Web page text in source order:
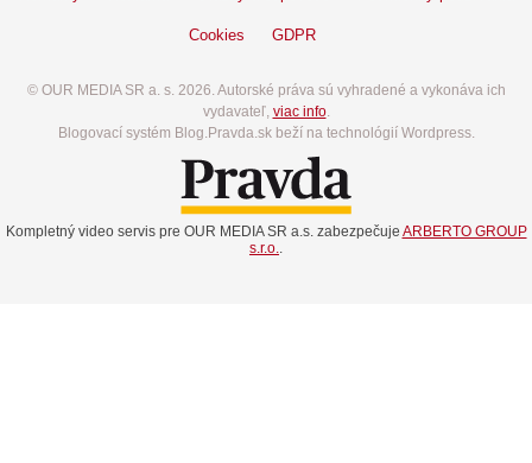
Cookies GDPR
© OUR MEDIA SR a. s. 2026. Autorské práva sú vyhradené a vykonáva ich
vydavateľ, viac info.
Blogovací systém Blog.Pravda.sk beží na technológií Wordpress.
Kompletný video servis pre OUR MEDIA SR a.s. zabezpečuje ARBERTO GROUP
s.r.o.